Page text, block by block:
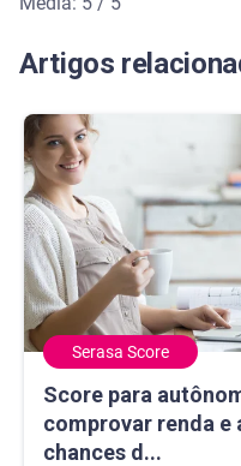
Artigos
Serasa Score
Score para
comprovar renda e
chances d...
Score para autônomo: